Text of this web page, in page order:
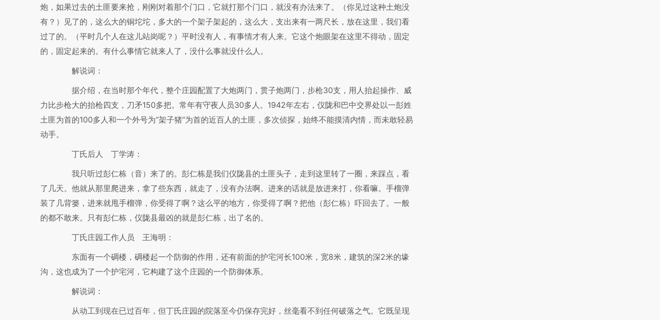
炮，如果过去的土匪要来抢，刚刚对着那个门口，它就打那个门口，就没有办法来了。（你见过这种土炮没
有？）见了的，这么大的铜坨坨，多大的一个架子架起的，这么大，支出来有一两尺长，放在这里，我们看
过了的。（平时几个人在这儿站岗呢？）平时没有人，有事情才有人来。它这个炮眼架在这里不得动，固定
的，固定起来的。有什么事情它就来人了，没什么事就没什么人。
解说词：
据介绍，在当时那个年代，整个庄园配置了大炮两门，贯子炮两门，步枪30支，用人抬起操作、威
力比步枪大的抬枪四支，刀矛150多把。常年有守夜人员30多人。1942年左右，仪陇和巴中交界处以一彭姓
土匪为首的100多人和一个外号为“架子猪”为首的近百人的土匪，多次侦探，始终不能摸清内情，而未敢轻易
动手。
丁氏后人 丁学涛：
我只听过彭仁栋（音）来了的。彭仁栋是我们仪陇县的土匪头子，走到这里转了一圈，来踩点，看
了几天。他就从那里爬进来，拿了些东西，就走了，没有办法啊。进来的话就是放进来打，你看嘛。手榴弹
装了几背篓，进来就甩手榴弹，你受得了啊？这么平的地方，你受得了啊？把他（彭仁栋）吓回去了。一般
的都不敢来。只有彭仁栋，仪陇县最凶的就是彭仁栋，出了名的。
丁氏庄园工作人员 王海明：
东面有一个碉楼，碉楼起一个防御的作用，还有前面的护宅河长100米，宽8米，建筑的深2米的壕
沟，这也成为了一个护宅河，它构建了这个庄园的一个防御体系。
解说词：
从动工到现在已过百年，但丁氏庄园的院落至今仍保存完好，丝毫看不到任何破落之气。它既呈现